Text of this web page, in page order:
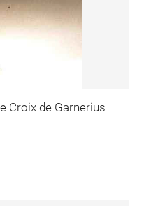
Croix de Garnerius